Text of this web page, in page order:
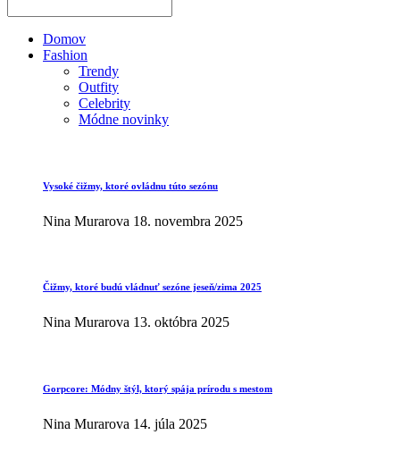
for:
Domov
Fashion
Trendy
Outfity
Celebrity
Módne novinky
Vysoké čižmy, ktoré ovládnu túto sezónu
Nina Murarova 18. novembra 2025
Čižmy, ktoré budú vládnuť sezóne jeseň/zima 2025
Nina Murarova 13. októbra 2025
Gorpcore: Módny štýl, ktorý spája prírodu s mestom
Nina Murarova 14. júla 2025